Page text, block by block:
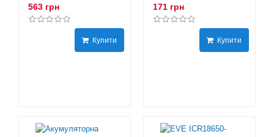
563 грн
Купити
171 грн
Купити